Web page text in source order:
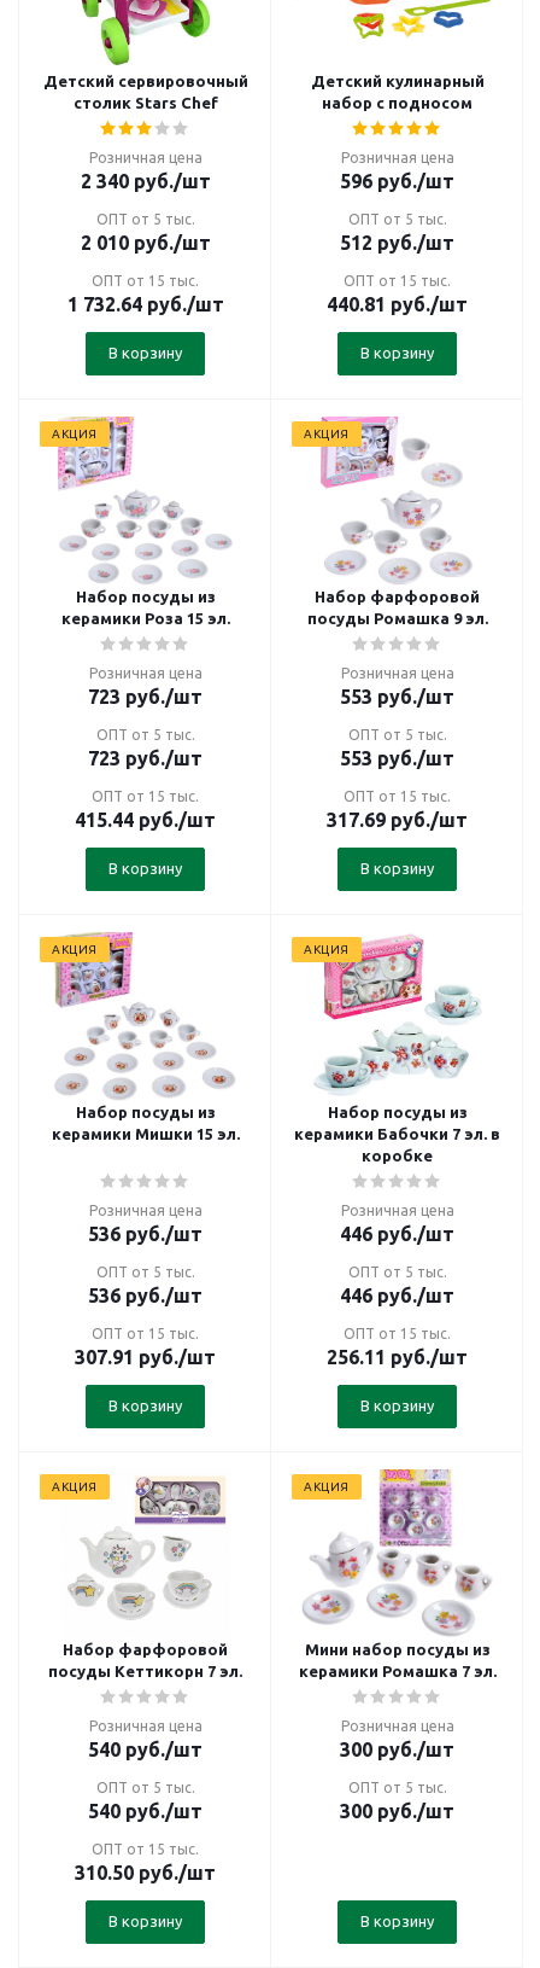
Детский сервировочный
столик Stars Chef
Розничная цена
2 340руб./шт
ОПТ от 5 тыс.
2 010руб./шт
ОПТ от 15 тыс.
1 732.64руб./шт
В корзину
Детский кулинарный
набор с подносом
Розничная цена
596 руб./шт
ОПТ от 5 тыс.
512 руб./шт
ОПТ от 15 тыс.
440.81 руб./шт
В корзину
АКЦИЯ
Набор посуды из
керамики Роза 15 эл.
Розничная цена
723 руб./шт
ОПТ от 5 тыс.
723 руб./шт
ОПТ от 15 тыс.
415.44 руб./шт
В корзину
АКЦИЯ
Набор фарфоровой
посуды Ромашка 9 эл.
Розничная цена
553 руб./шт
ОПТ от 5 тыс.
553 руб./шт
ОПТ от 15 тыс.
317.69 руб./шт
В корзину
АКЦИЯ
Набор посуды из
керамики Мишки 15 эл.
Розничная цена
536 руб./шт
ОПТ от 5 тыс.
536 руб./шт
ОПТ от 15 тыс.
307.91 руб./шт
В корзину
АКЦИЯ
Набор посуды из
керамики Бабочки 7 эл. в
коробке
Розничная цена
446 руб./шт
ОПТ от 5 тыс.
446 руб./шт
ОПТ от 15 тыс.
256.11 руб./шт
В корзину
АКЦИЯ
Набор фарфоровой
посуды Кеттикорн 7 эл.
Розничная цена
540 руб./шт
ОПТ от 5 тыс.
540 руб./шт
ОПТ от 15 тыс.
310.50 руб./шт
В корзину
АКЦИЯ
Мини набор посуды из
керамики Ромашка 7 эл.
Розничная цена
300 руб./шт
ОПТ от 5 тыс.
300 руб./шт
В корзину